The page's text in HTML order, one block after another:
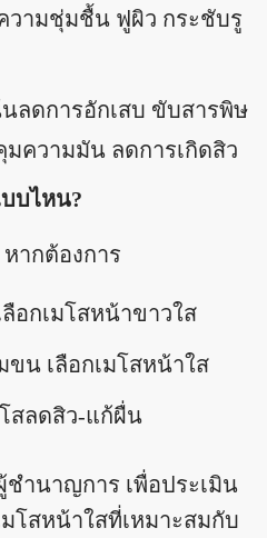
วามชุ่มชื้น ฟูผิว กระชับรู
ลดการอักเสบ ขับสารพิษ
ความมัน ลดการเกิดสิว
บไหน?
ากต้องการ
อกเมโสหน้าขาวใส
น เลือกเมโสหน้าใส
สลดสิว-แก้ผื่น
ำนาญการ เพื่อประเมิน
โสหน้าใสที่เหมาะสมกับ